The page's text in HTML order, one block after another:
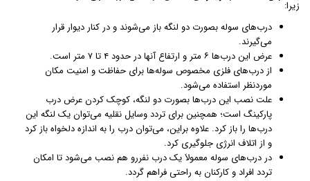
زیرا:
درب‌های سوله بصورت دو لنگه باز می‌شوند و در کنار دیوار قرار
می‌گیرند.
عرض این درب‌ها ۶ متر و ارتفاع آنها در حدود ۴ تا ۷ متر است.
از درب‌های فلزی مخصوص سوله‌ها برای حفاظت و امنیت مکان
موردنظر استفاده می‌شود.
علت نصب این درب‌ها بصورت دو لنگه، کوچک کردن عرض درب
پارکینگ است؛ همچنین برای تردد وسایل نقلیه می‌توان یک لنگه این
درب‌ها را باز کرد. علاوه براین، می‌توان درب را به اندازه دلخواه باز کرد
و از اتلاف انرژی جلوگیری کرد.
در درب‌های سوله معمولاَ یک درب نفررو هم نصب می‌شود تا امکان
تردد افراد و کارکنان به راحتی فراهم گردد.